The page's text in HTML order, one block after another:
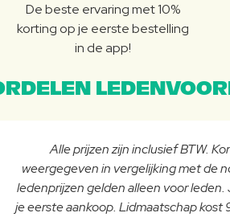
De beste ervaring met 10%
korting op je eerste bestelling
in de app!
Alle prijzen zijn inclusief BTW.
weergegeven in vergelijking met de
ledenprijzen gelden alleen voor
je eerste aankoop. Lidmaatschap